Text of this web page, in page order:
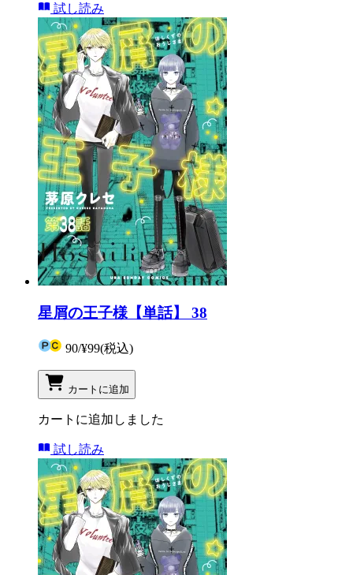
試し読み
星屑の王子様【単話】 38
90/¥99(税込)
カートに追加
カートに追加しました
試し読み